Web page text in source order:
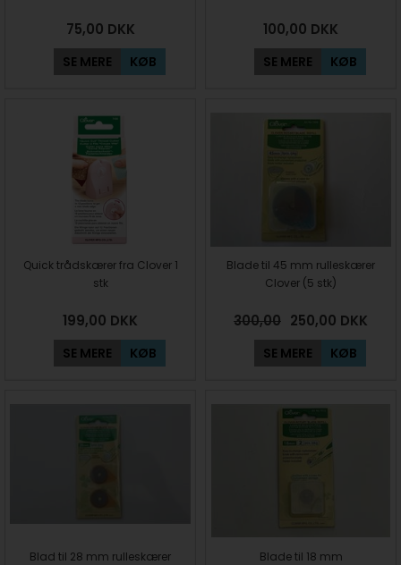
75,00 DKK
SE MERE KØB
100,00 DKK
SE MERE KØB
Quick trådskærer fra Clover 1
stk
199,00 DKK
SE MERE KØB
Blade til 45 mm rulleskærer
Clover (5 stk)
300,00 250,00 DKK
SE MERE KØB
Blad til 28 mm rulleskærer
Blade til 18 mm